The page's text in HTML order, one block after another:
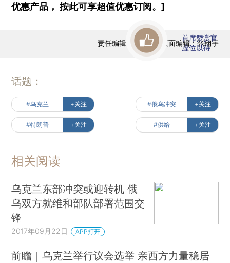
优惠产品，按此可享超值优惠订阅 。]
责任编辑：徐和谦 | 版面编辑：张翔宇
首席赞赏官
虚位以待
话题：
#乌克兰 +关注 #俄乌冲突 +关注
#特朗普 +关注 #供给 +关注
相关阅读
乌克兰东部冲突或迎转机 俄
乌双方就维和部队部署范围交
锋
2017年09月22日 APP打开
前瞻｜乌克兰举行议会选举 亲西方力量稳居